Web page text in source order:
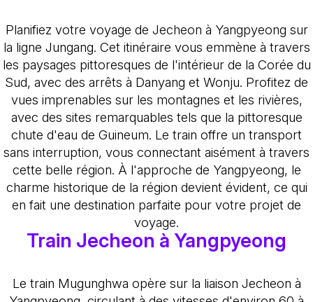
Planifiez votre voyage de Jecheon à Yangpyeong sur
la ligne Jungang. Cet itinéraire vous emmène à travers
les paysages pittoresques de l'intérieur de la Corée du
Sud, avec des arrêts à Danyang et Wonju. Profitez de
vues imprenables sur les montagnes et les rivières,
avec des sites remarquables tels que la pittoresque
chute d'eau de Guineum. Le train offre un transport
sans interruption, vous connectant aisément à travers
cette belle région. À l'approche de Yangpyeong, le
charme historique de la région devient évident, ce qui
en fait une destination parfaite pour votre projet de
voyage.
Train Jecheon à Yangpyeong
Le train Mugunghwa opère sur la liaison Jecheon à